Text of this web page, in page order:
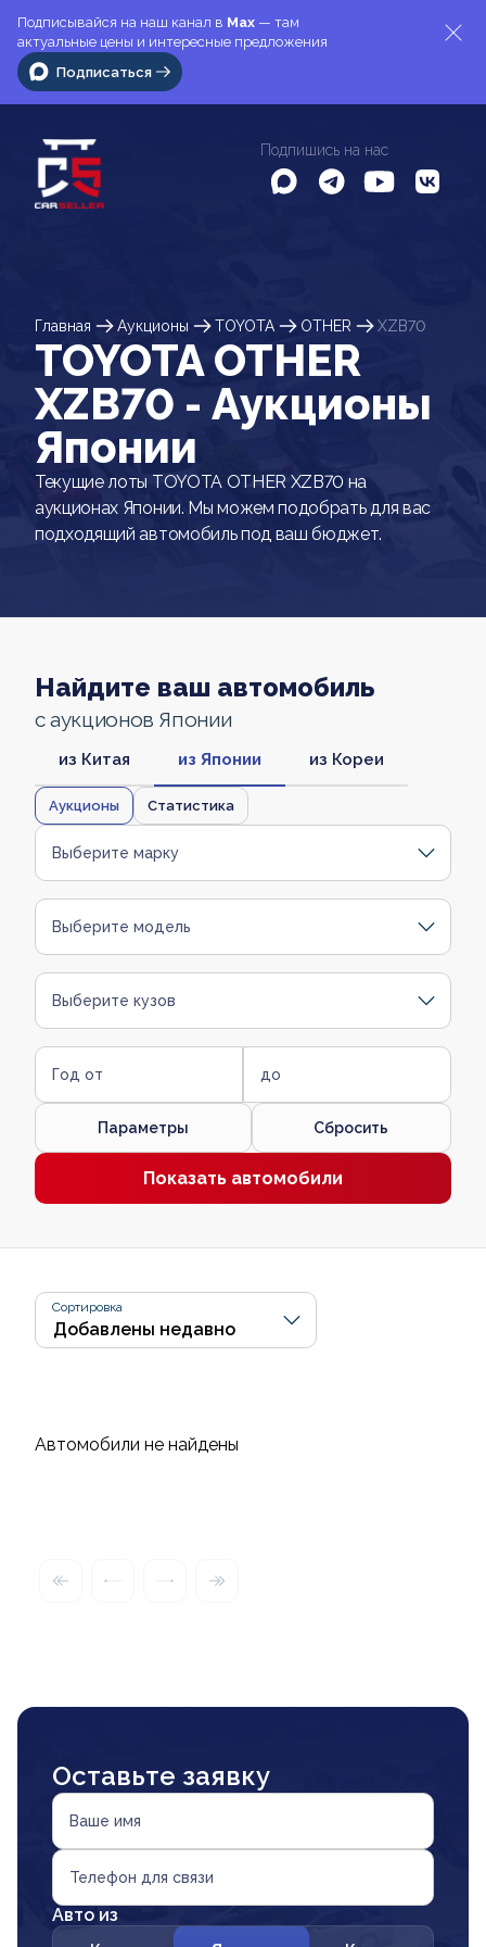
Подписывайся на наш канал в Max — там
актуальные цены и интересные предложения
Подписаться
Подпишись на нас
Главная Аукционы TOYOTA OTHER XZB70
TOYOTA OTHER
XZB70 - Аукционы
Японии
Текущие лоты TOYOTA OTHER XZB70 на
аукционах Японии. Мы можем подобрать для вас
подходящий автомобиль под ваш бюджет.
Найдите ваш автомобиль
с аукционов Японии
из Китая из Японии из Кореи
Аукционы Статистика
Выберите марку
Выберите модель
Выберите кузов
Год от до
Параметры Сбросить
Показать автомобили
Сортировка
Автомобили не найдены
Оставьте заявку
Ваше имя
Телефон для связи
Авто из